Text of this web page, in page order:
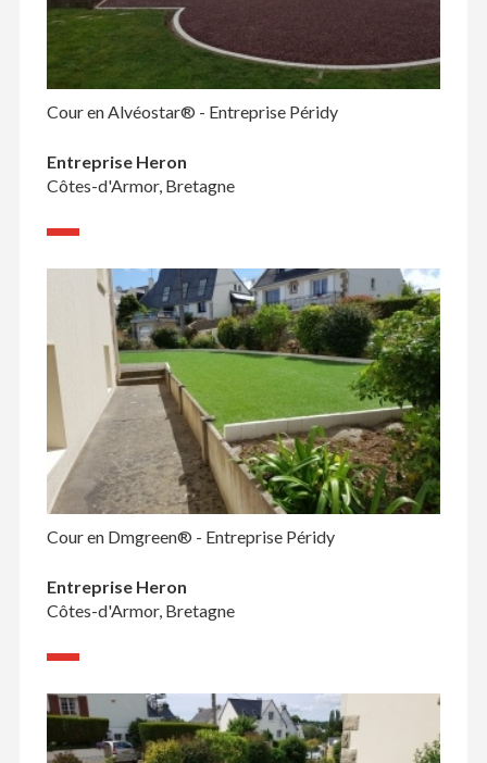
Cour en Alvéostar® - Entreprise Péridy
Entreprise Heron
Côtes-d'Armor, Bretagne
Cour en Dmgreen® - Entreprise Péridy
Entreprise Heron
Côtes-d'Armor, Bretagne